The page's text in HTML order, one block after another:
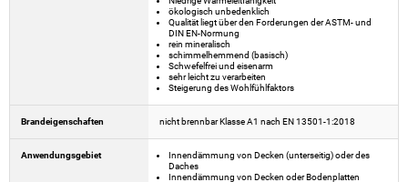
ökologisch unbedenklich
Qualität liegt über den Forderungen der ASTM- und
DIN EN-Normung
rein mineralisch
schimmelhemmend (basisch)
Schwefelfrei und eisenarm
sehr leicht zu verarbeiten
Steigerung des Wohlfühlfaktors
Brandeigenschaften nicht brennbar Klasse A1 nach EN 13501-1:2018
Anwendungsgebiet
Innendämmung von Decken (unterseitig) oder des
Daches
Innendämmung von Decken oder Bodenplatten